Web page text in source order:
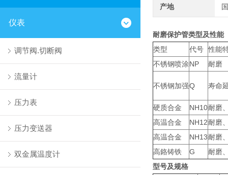
仪表
调节阀.切断阀
流量计
压力表
压力变送器
双金属温度计
产地
耐磨保护管类型及性能
类型
代号 性能
不锈钢喷涂NP 耐磨
不锈钢加强Q 寿命
硬质合金 NH10耐磨
高温合金
NH12耐磨
高温合金
NH13耐磨
高鉻铸铁
G
耐磨
型号及规格